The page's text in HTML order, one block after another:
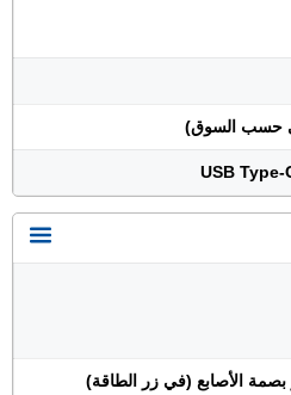
حسب السوق)
الأصابع (في زر الطاقة)